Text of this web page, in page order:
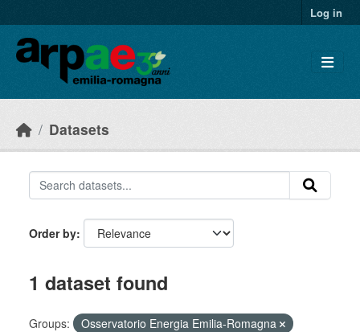
Log in
Datasets
Order by
1 dataset found
Groups:
Osservatorio Energia Emilia-Romagna